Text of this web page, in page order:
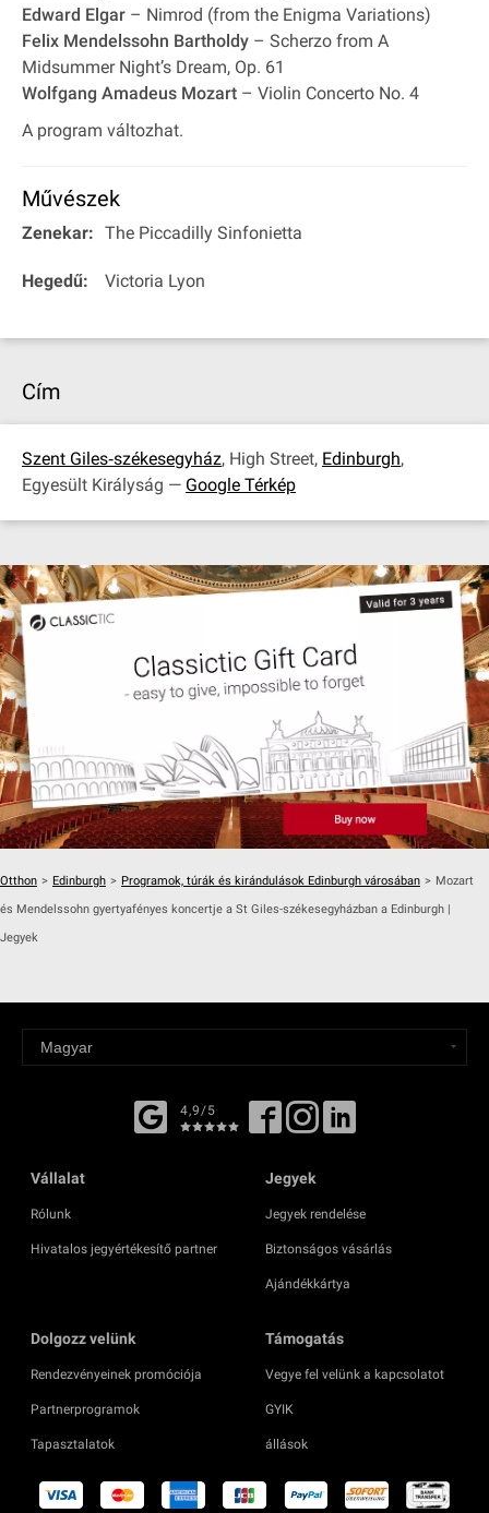
Edward Elgar – Nimrod (from the Enigma Variations)
Felix Mendelssohn Bartholdy – Scherzo from A
Midsummer Night’s Dream, Op. 61
Wolfgang Amadeus Mozart – Violin Concerto No. 4
A program változhat.
Művészek
Zenekar: The Piccadilly Sinfonietta
Hegedű: Victoria Lyon
Cím
Szent Giles‐székesegyház, High Street, Edinburgh,
Egyesült Királyság — Google Térkép
Otthon > Edinburgh > Programok, túrák és kirándulások Edinburgh városában > Mozart
és Mendelssohn gyertyafényes koncertje a St Giles-székesegyházban a Edinburgh |
Jegyek
4,9/5
Vállalat
Rólunk
Hivatalos jegyértékesítő partner
Jegyek
Jegyek rendelése
Biztonságos vásárlás
Ajándékkártya
Dolgozz velünk
Rendezvényeinek promóciója
Partnerprogramok
Tapasztalatok
Támogatás
Vegye fel velünk a kapcsolatot
GYIK
állások